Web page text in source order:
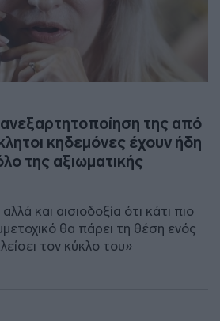
της από
κηδεμόνες έχουν ήδη
της αξιωματικής
και αισιοδοξία ότι κάτι πιο
θα πάρει τη θέση ενός
τον κύκλο του»